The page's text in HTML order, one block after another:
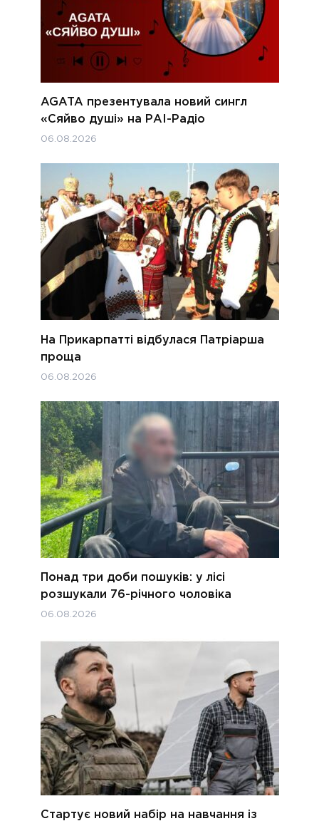
AGATA презентувала новий сингл
«Сяйво душі» на РАІ-Радіо
06.08.2026
На Прикарпатті відбулася Патріарша
проща
06.08.2026
Понад три доби пошуків: у лісі
розшукали 76-річного чоловіка
06.08.2026
Стартує новий набір на навчання із